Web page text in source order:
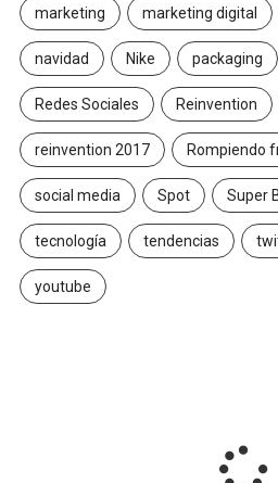
marketing marketing digital
navidad Nike packaging
Redes Sociales Reinvention
reinvention 2017 Rompiendo
social media Spot Super
tecnología tendencias
youtube